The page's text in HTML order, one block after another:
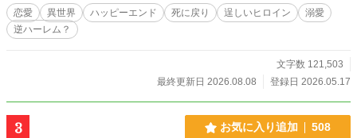
恋愛 異世界 ハッピーエンド 死に戻り 逞しいヒロイン
溺愛
逆ハーレム？
文字数 121,503
最終更新日 2026.08.08
登録日 2026.05.17
3 お気に入り追加 508